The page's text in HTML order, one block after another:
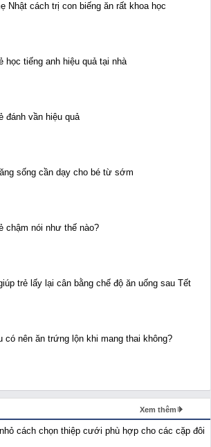
Nhật cách trị con biếng ăn rất khoa học
học tiếng anh hiệu quả tại nhà
đánh vần hiệu quả
sống cần dạy cho bé từ sớm
chậm nói như thế nào?
trẻ lấy lại cân bằng chế độ ăn uống sau Tết
có nên ăn trứng lộn khi mang thai không?
Xem thêm
cách chọn thiệp cưới phù hợp cho các cặp đôi